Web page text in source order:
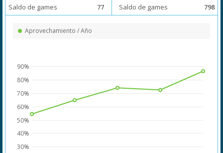
Saldo de games
77
Saldo de games
798
Aprovechamiento / Año
30%
40%
50%
60%
70%
80%
90%